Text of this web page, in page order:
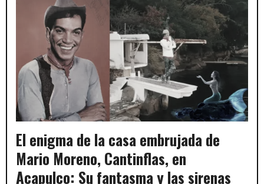
El enigma de la casa embrujada de
Mario Moreno, Cantinflas, en
Acapulco: Su fantasma y las sirenas